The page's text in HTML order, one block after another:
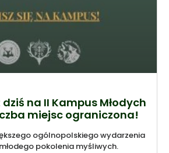
dziś na II Kampus Młodych
miejsc ograniczona!
ogólnopolskiego wydarzenia
pokolenia myśliwych.